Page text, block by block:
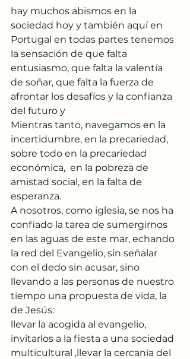
hay muchos abismos en la
sociedad hoy y también aquí en
Portugal en todas partes tenemos
la sensación de que falta
entusiasmo, que falta la valentía
de soñar, que falta la fuerza de
afrontar los desafíos y la confianza
del futuro y
Mientras tanto, navegamos en la
incertidumbre, en la precariedad,
sobre todo en la precariedad
económica,  en la pobreza de
amistad social, en la falta de
esperanza.
A nosotros, como iglesia, se nos ha
confiado la tarea de sumergirnos
en las aguas de este mar, echando
la red del Evangelio, sin señalar
con el dedo sin acusar, sino
llevando a las personas de nuestro
tiempo una propuesta de vida, la
de Jesús:
llevar la acogida al evangelio,
invitarlos a la fiesta a una sociedad
multicultural ,llevar la cercanía del